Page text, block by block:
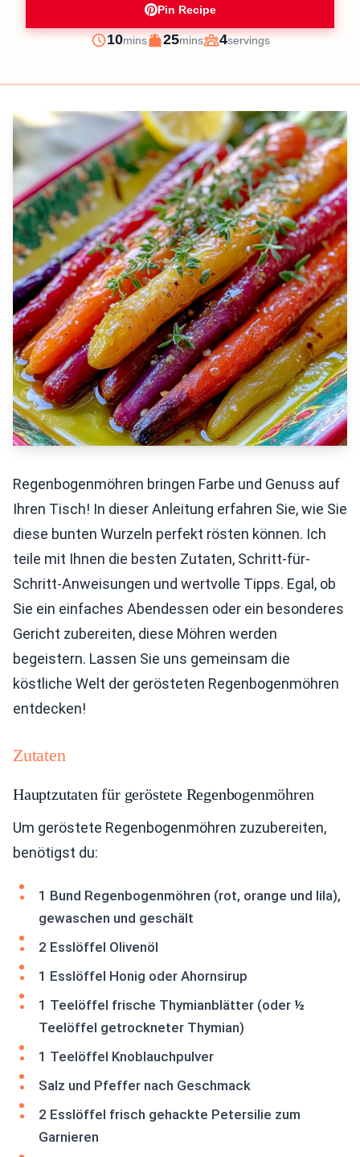
Pin Recipe
Prep
10minutes
mins
Cook
25minutes
mins
Servings
4servings
Regenbogenmöhren bringen Farbe und Genuss auf
Ihren Tisch! In dieser Anleitung erfahren Sie, wie Sie
diese bunten Wurzeln perfekt rösten können. Ich
teile mit Ihnen die besten Zutaten, Schritt-für-
Schritt-Anweisungen und wertvolle Tipps. Egal, ob
Sie ein einfaches Abendessen oder ein besonderes
Gericht zubereiten, diese Möhren werden
begeistern. Lassen Sie uns gemeinsam die
köstliche Welt der gerösteten Regenbogenmöhren
entdecken!
Zutaten
Hauptzutaten für geröstete Regenbogenmöhren
Um geröstete Regenbogenmöhren zuzubereiten,
benötigst du:
1 Bund Regenbogenmöhren (rot, orange und lila),
gewaschen und geschält
2 Esslöffel Olivenöl
1 Esslöffel Honig oder Ahornsirup
1 Teelöffel frische Thymianblätter (oder ½
Teelöffel getrockneter Thymian)
1 Teelöffel Knoblauchpulver
Salz und Pfeffer nach Geschmack
2 Esslöffel frisch gehackte Petersilie zum
Garnieren